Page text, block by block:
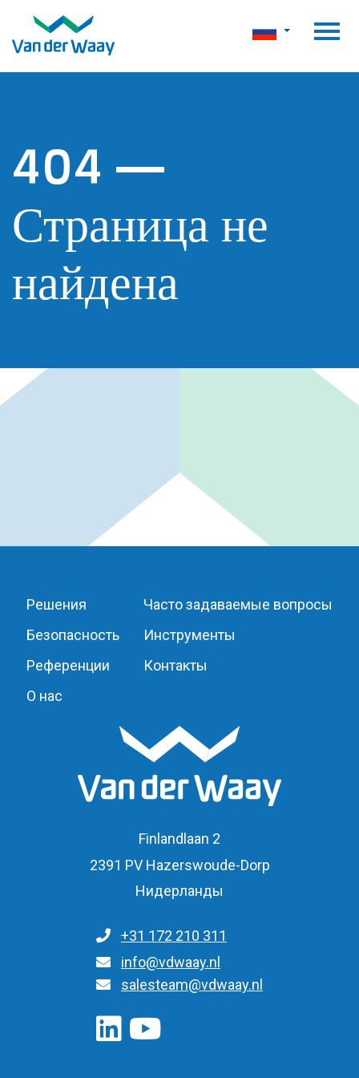
404 —
Страница не
найдена
Решения
Безопасность
Референции
О нас
Часто задаваемые вопросы
Инструменты
Контакты
Finlandlaan 2
2391 PV Hazerswoude-Dorp
Нидерланды
+31 172 210 311
Для общих запросов
info@vdwaay.nl
salesteam@vdwaay.nl